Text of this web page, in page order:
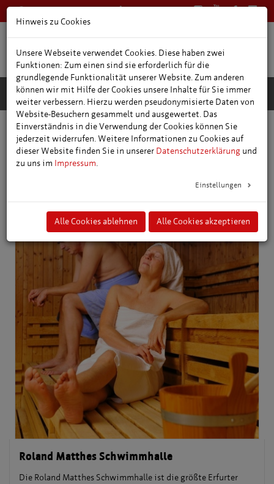
0361 66400
Freizeit- und Ausflugstipps Schwimmhallen & Freibäder
Schwimmhallen und Freibäder
Roland Matthes Schwimmhalle
Die Roland Matthes Schwimmhalle ist die größte Erfurter
Hinweis zu Cookies
Unsere Webseite verwendet Cookies. Diese haben zwei
Funktionen: Zum einen sind sie erforderlich für die
grundlegende Funktionalität unserer Website. Zum anderen
können wir mit Hilfe der Cookies unsere Inhalte für Sie immer
weiter verbessern. Hierzu werden pseudonymisierte Daten von
Website-Besuchern gesammelt und ausgewertet. Das
Einverständnis in die Verwendung der Cookies können Sie
jederzeit widerrufen. Weitere Informationen zu Cookies auf
dieser Website finden Sie in unserer Datenschutzerklärung und
zu uns im Impressum.
Einstellungen
Alle Cookies ablehnen Alle Cookies akzeptieren